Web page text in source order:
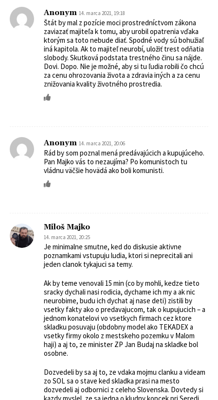
Anonym 14. marca 2021, 19:18
Štát by mal z pozície moci prostredníctvom zákona
zaviazať majiteľa k tomu, aby urobil opatrenia vďaka
ktorým sa toto nebude diať. Spodné vody sú bohužiaľ
iná kapitola. Ak to majiteľ neurobí, uložiť trest odňatia
slobody. Skutková podstata trestného činu sa nájde.
Dovi. Dopo. Nie je možné, aby si tu ľudia robili čo chcú
za cenu ohrozovania života a zdravia iných a za cenu
znižovania kvality životného prostredia.
Anonym 14. marca 2021, 20:06
Rád by som poznal mená predávajúcich a kupujúceho.
Pan Majko vás to nezaujíma? Po komunistoch tu
vládnu väčšie hovädá ako boli komunisti.
Miloš Majko
14. marca 2021, 20:25
Je minimalne smutne, ked do diskusie aktivne
poznamkami vstupuju ludia, ktori si neprecitali ani
jeden clanok tykajuci sa temy.
Ak by teme venovali 15 min (co by mohli, kedze tieto
sracky dychali nasi rodicia, dychame ich my a ak nic
neurobime, budu ich dychat aj nase deti) zistili by
vsetky fakty ako o predavajucom, tak o kupujucich – a
jednom konatelovi vo vsetkych firmach cez ktore
skladku posuvaju (obdobny model ako TEKADEX a
vsetky firmy okolo z mestskeho pozemku v Malom
haji) a aj to, ze minister ZP Jan Budaj na skladke bol
osobne.
Dozvedeli by sa aj to, ze vdaka mojmu clanku a videam
zo SOL sa o stave ked skladka prasi na mesto
dozvedeli aj odbornici z celeho Slovenska. Dovtedy si
kazdy myslel, ze sa jedna o kludny kopcek pri Seredi